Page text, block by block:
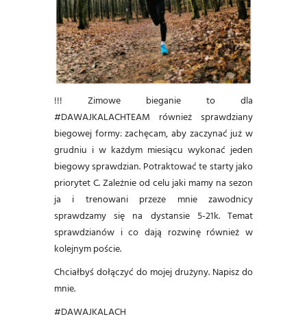
!!! Zimowe bieganie to dla
#DAWAJKALACHTEAM również sprawdziany
biegowej formy: zachęcam, aby zaczynać już w
grudniu i w każdym miesiącu wykonać jeden
biegowy sprawdzian. Potraktować te starty jako
priorytet C. Zależnie od celu jaki mamy na sezon
ja i trenowani przeze mnie zawodnicy
sprawdzamy się na dystansie 5-21k. Temat
sprawdzianów i co dają rozwinę również w
kolejnym poście.
Chciałbyś dołączyć do mojej drużyny. Napisz do
mnie.
#DAWAJKALACH